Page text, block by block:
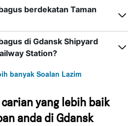
berdekatan Taman
di Gdansk Shipyard
Station?
banyak Soalan Lazim
yang lebih baik
anda di Gdansk